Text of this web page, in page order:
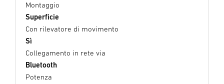
Montaggio
Superficie
Con rilevatore di movimento
Sì
Collegamento in rete via
Bluetooth
Potenza